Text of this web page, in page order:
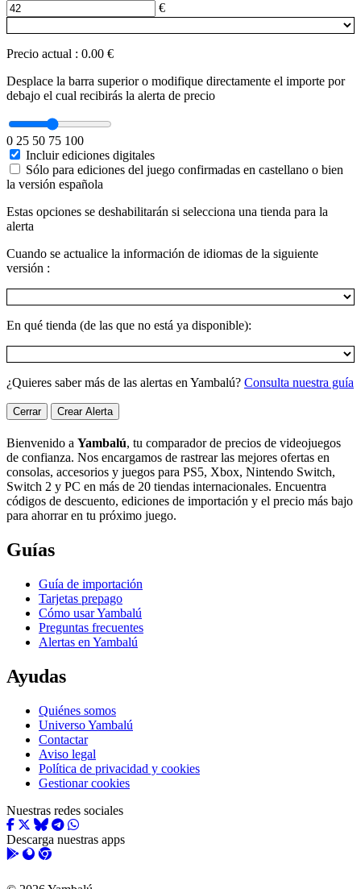
€
Precio actual : 0.00 €
Desplace la barra superior o modifique directamente el importe por
debajo el cual recibirás la alerta de precio
0 25 50 75 100
Incluir ediciones digitales
Sólo para ediciones del juego confirmadas en castellano o bien
la versión española
Estas opciones se deshabilitarán si selecciona una tienda para la
alerta
Cuando se actualice la información de idiomas de la siguiente
versión :
En qué tienda (de las que no está ya disponible):
¿Quieres saber más de las alertas en Yambalú? Consulta nuestra guía
Cerrar Crear Alerta
Bienvenido a Yambalú, tu comparador de precios de videojuegos
de confianza. Nos encargamos de rastrear las mejores ofertas en
consolas, accesorios y juegos para PS5, Xbox, Nintendo Switch,
Switch 2 y PC en más de 20 tiendas internacionales. Encuentra
códigos de descuento, ediciones de importación y el precio más bajo
para ahorrar en tu próximo juego.
Guías
Guía de importación
Tarjetas prepago
Cómo usar Yambalú
Preguntas frecuentes
Alertas en Yambalú
Ayudas
Quiénes somos
Universo Yambalú
Contactar
Aviso legal
Política de privacidad y cookies
Gestionar cookies
Nuestras redes sociales
Descarga nuestras apps